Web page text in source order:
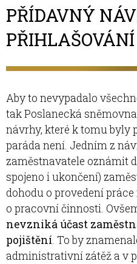
PŘÍDAVNÝ
Aby to nevypadalo
tak Poslanecká
návrhy, které k tomu byly
paráda není. Jedním z
zaměstnavatele oznámit
spojeno i ukončení)
dohodu o provedení
o pracovní činnosti.
nevzniká účast
pojištění. To by
administrativní zátěž a v